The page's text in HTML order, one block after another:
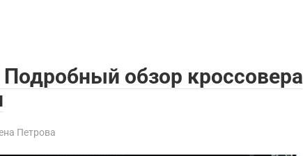
Подробный обзор кроссовера
Петрова